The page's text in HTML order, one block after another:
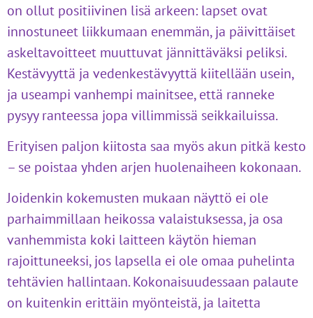
on ollut positiivinen lisä arkeen: lapset ovat
innostuneet liikkumaan enemmän, ja päivittäiset
askeltavoitteet muuttuvat jännittäväksi peliksi.
Kestävyyttä ja vedenkestävyyttä kiitellään usein,
ja useampi vanhempi mainitsee, että ranneke
pysyy ranteessa jopa villimmissä seikkailuissa.
Erityisen paljon kiitosta saa myös akun pitkä kesto
– se poistaa yhden arjen huolenaiheen kokonaan.
Joidenkin kokemusten mukaan näyttö ei ole
parhaimmillaan heikossa valaistuksessa, ja osa
vanhemmista koki laitteen käytön hieman
rajoittuneeksi, jos lapsella ei ole omaa puhelinta
tehtävien hallintaan. Kokonaisuudessaan palaute
on kuitenkin erittäin myönteistä, ja laitetta